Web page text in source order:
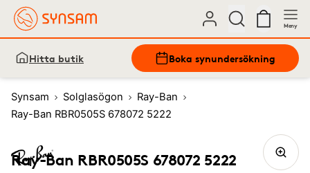
Meny
Hitta butik Boka synundersökning
Synsam Solglasögon
Ray-Ban
Ray-Ban RBR0505S 678072 5222
Ray-Ban RBR0505S 678072 5222